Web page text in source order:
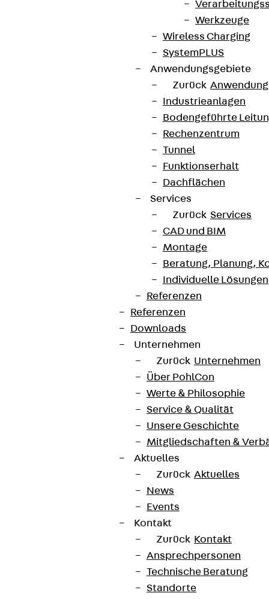
Werkzeuge
Wireless Charging
SystemPLUS
Anwendungsgebiete
Zurück
Industrieanlagen
Bodengeführte
Rechenzentrum
Tunnel
Funktionserhalt
Dachflächen
Services
Zurück Services
CAD und BIM
Montage
Beratung, Planung,
Individuelle Lösungen
Referenzen
Referenzen
Downloads
Unternehmen
Zurück Unternehmen
Über PohlCon
Werte & Philosophie
Service & Qualität
Unsere Geschichte
Mitgliedschaften &
Aktuelles
Zurück Aktuelles
News
Events
Kontakt
Zurück Kontakt
Ansprechpersonen
Technische Beratung
Standorte